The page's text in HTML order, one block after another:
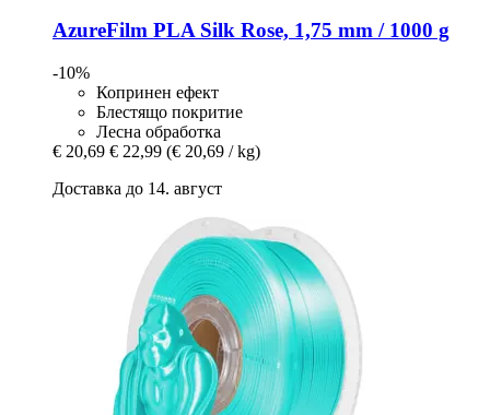
AzureFilm PLA Silk Rose, 1,75 mm / 1000 g
-10%
Копринен ефект
Блестящо покритие
Лесна обработка
€ 20,69 € 22,99 (€ 20,69 / kg)
Доставка до 14. август